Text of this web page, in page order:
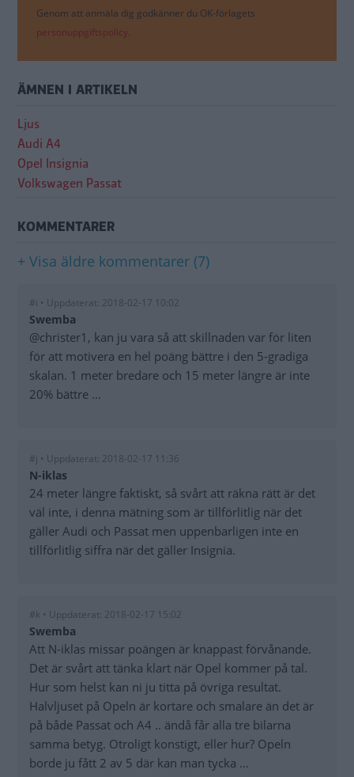
Genom att anmäla dig godkänner du OK-förlagets
personuppgiftspolicy.
ÄMNEN I ARTIKELN
Ljus
Audi A4
Opel Insignia
Volkswagen Passat
KOMMENTARER
+ Visa äldre kommentarer (7)
#i • Uppdaterat: 2018-02-17 10:02
Swemba
@christer1, kan ju vara så att skillnaden var för liten
för att motivera en hel poäng bättre i den 5-gradiga
skalan. 1 meter bredare och 15 meter längre är inte
20% bättre ...
#j • Uppdaterat: 2018-02-17 11:36
N-iklas
24 meter längre faktiskt, så svårt att räkna rätt är det
väl inte, i denna mätning som är tillförlitlig när det
gäller Audi och Passat men uppenbarligen inte en
tillförlitlig siffra när det gäller Insignia.
#k • Uppdaterat: 2018-02-17 15:02
Swemba
Att N-iklas missar poängen är knappast förvånande.
Det är svårt att tänka klart när Opel kommer på tal.
Hur som helst kan ni ju titta på övriga resultat.
Halvljuset på Opeln är kortare och smalare än det är
på både Passat och A4 .. ändå får alla tre bilarna
samma betyg. Otroligt konstigt, eller hur? Opeln
borde ju fått 2 av 5 där kan man tycka ...